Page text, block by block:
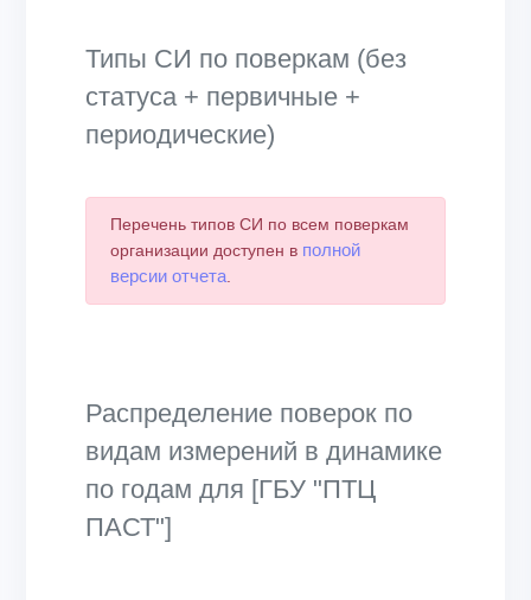
Типы СИ по поверкам (без
статуса + первичные +
периодические)
Перечень типов СИ по всем поверкам
организации доступен в полной
версии отчета.
Распределение поверок по
видам измерений в динамике
по годам для [ГБУ "ПТЦ
ПАСТ"]